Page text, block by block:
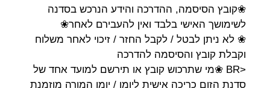
❀קובץ הסיסמה, ההדרכה והידע הנרכש בסדנה
לשימושך האישי בלבד ואין להעבירם לאחר❀
❀ לא ניתן לבטל / לקבל החזר / זיכוי לאחר משלוח
וקבלת קובץ והסיסמה להדרכה
<BR ❀מי שתרכוש קובץ או תירשם למועד אחד של
סדנת הזום כריכה אישית ליומן / יומן המורה מוזמנת